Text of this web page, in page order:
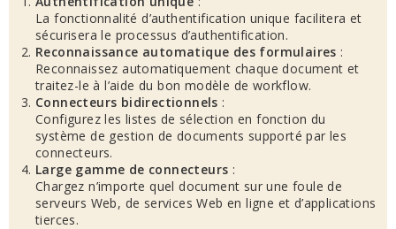
La fonctionnalité d’authentification unique facilitera et
sécurisera le processus d’authentification.
Reconnaissance automatique des formulaires :
Reconnaissez automatiquement chaque document et
traitez-le à l’aide du bon modèle de workflow.
Connecteurs bidirectionnels :
Configurez les listes de sélection en fonction du
système de gestion de documents supporté par les
connecteurs.
Large gamme de connecteurs :
Chargez n’importe quel document sur une foule de
serveurs Web, de services Web en ligne et d’applications
tierces.